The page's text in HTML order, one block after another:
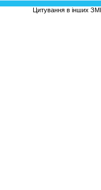
Цитування в інших